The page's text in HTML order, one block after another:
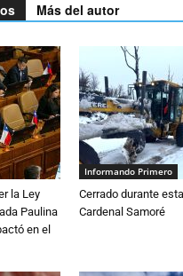
Más del autor
la Ley
Paulina
en el
Informando Primero
Cerrado durante
Cardenal Samoré